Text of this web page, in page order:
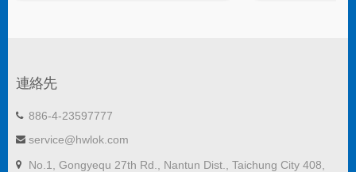
連絡先
886-4-23597777
service@hwlok.com
No.1, Gongyequ 27th Rd., Nantun Dist., Taichung City 408,